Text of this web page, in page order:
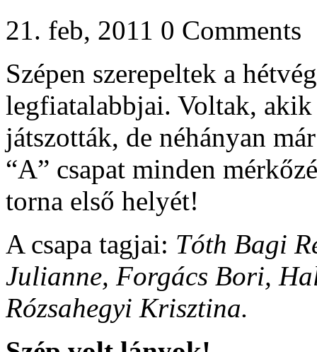
21. feb, 2011 0 Comments
Szépen szerepeltek a
legfiatalabbjai. Voltak,
játszották, de néhányan
“A” csapat minden
torna első helyét!
A csapa tagjai: Tóth Bagi
Julianne, Forgács Bori,
Rózsahegyi Krisztina.